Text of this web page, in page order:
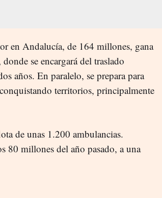
en Andalucía, de 164 millones, gana
donde se encargará del traslado
años. En paralelo, se prepara para
territorios, principalmente
de unas 1.200 ambulancias.
80 millones del año pasado, a una